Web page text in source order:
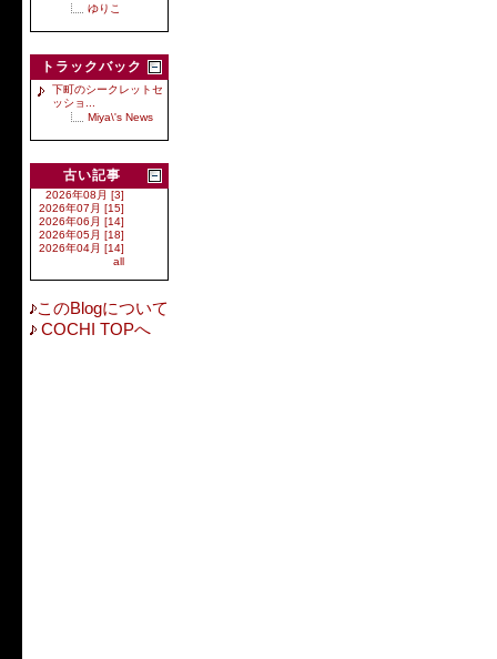
ゆりこ
トラックバック
下町のシークレットセ
ッショ...
Miya\'s News
古い記事
2026年08月 [3]
2026年07月 [15]
2026年06月 [14]
2026年05月 [18]
2026年04月 [14]
all
このBlogについて
COCHI TOPへ